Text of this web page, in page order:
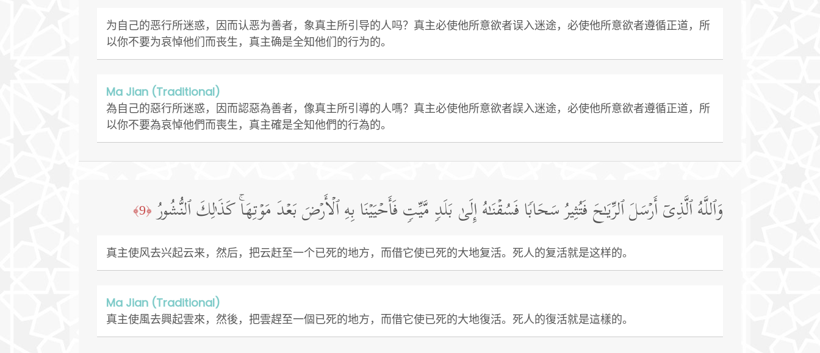
为自己的恶行所迷惑，因而认恶为善者，象真主所引导的人吗？真主必使他所意欲者误入迷途，必使他所意欲者遵循正道，所
以你不要为哀悼他们而丧生，真主确是全知他们的行为的。
Ma Jian (Traditional)
為自己的惡行所迷惑，因而認惡為善者，像真主所引導的人嗎？真主必使他所意欲者誤入迷途，必使他所意欲者遵循正道，所
以你不要為哀悼他們而喪生，真主確是全知他們的行為的。
وَٱللَّهُ ٱلَّذِیۤ أَرۡسَلَ ٱلرِّیَـٰحَ فَتُثِیرُ سَحَابࣰا فَسُقۡنَـٰهُ إِلَىٰ بَلَدࣲ مَّیِّتࣲ فَأَحۡیَیۡنَا بِهِ ٱلۡأَرۡضَ بَعۡدَ مَوۡتِهَاۚ كَذَ ٰ⁠لِكَ ٱلنُّشُورُ ﴿9﴾
真主使风去兴起云来，然后，把云赶至一个已死的地方，而借它使已死的大地复活。死人的复活就是这样的。
Ma Jian (Traditional)
真主使風去興起雲來，然後，把雲趕至一個已死的地方，而借它使已死的大地復活。死人的復活就是這樣的。